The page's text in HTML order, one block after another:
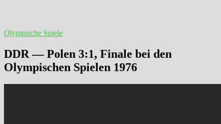
Olympische Spiele
DDR — Polen 3:1, Finale bei den
Olympischen Spielen 1976